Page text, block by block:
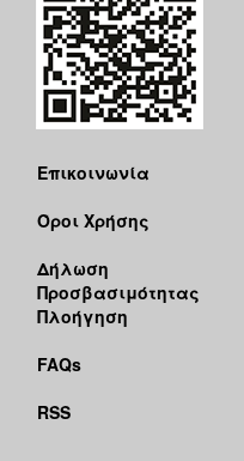
Επικοινωνία
Όροι Χρήσης
Δήλωση
Προσβασιμότητας
Πλοήγηση
FAQs
RSS